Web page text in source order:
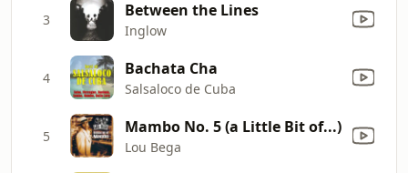
3 Between the Lines
Inglow
4 Bachata Cha
Salsaloco de Cuba
5 Mambo No. 5 (a Little Bit of...)
Lou Bega